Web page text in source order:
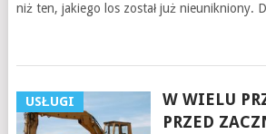
niż ten, jakiego los został już nieunikniony.
USŁUGI
W WIELU
PRZED